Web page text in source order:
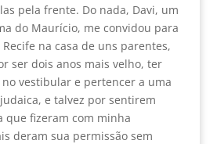
pela frente. Do nada, Davi, um
do Maurício, me convidou para
na casa de uns parentes,
ser dois anos mais velho, ter
vestibular e pertencer a uma
e talvez por sentirem
que fizeram com minha
deram sua permissão sem